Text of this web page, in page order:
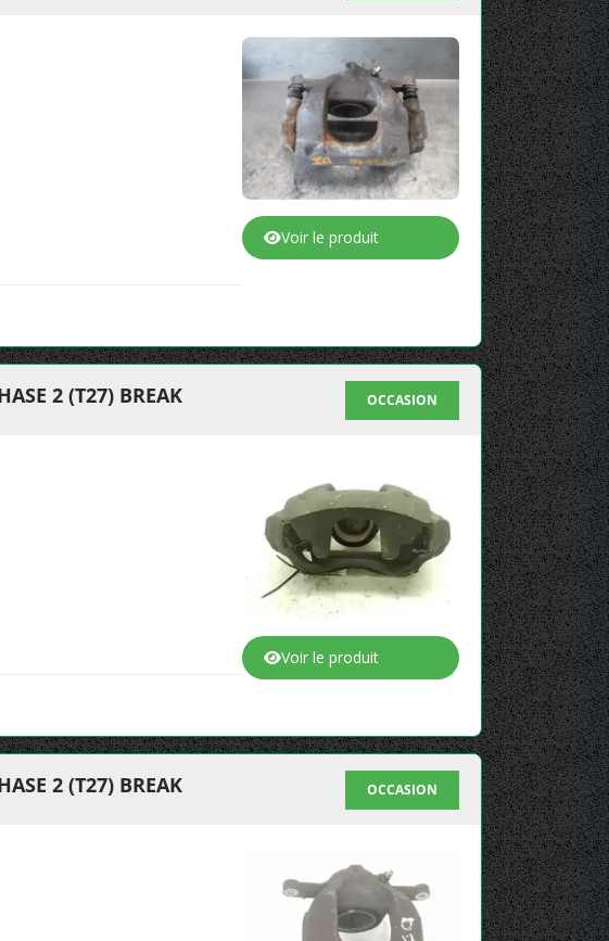
Voir le produit
2 (T27) BREAK OCCASION
Voir le produit
2 (T27) BREAK OCCASION